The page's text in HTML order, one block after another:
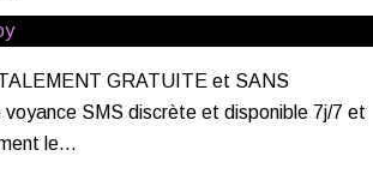
GRATUITE et SANS
SMS discrète et disponible 7j/7 et
le...